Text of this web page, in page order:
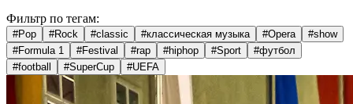
Фильтр по тегам:
#Pop #Rock #classic #классическая музыка #Opera #show
#Formula 1 #Festival #rap #hiphop #Sport #футбол
#football #SuperCup #UEFA